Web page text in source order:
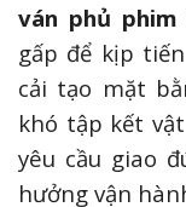
ván phủ
gấp để kịp
cải tạo mặt
khó tập kết
yêu cầu giao
hưởng vận